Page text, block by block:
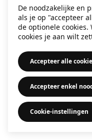
De noodzakelijke en
als je op "accepteer
de optionele cookies.
cookies je aan wilt
Accepteer alle
Accepteer enkel
Cookie-instellingen